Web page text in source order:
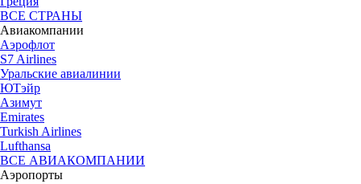
ВСЕ СТРАНЫ
Авиакомпании
Аэрофлот
S7 Airlines
Уральские авиалинии
ЮТэйр
Азимут
Emirates
Turkish Airlines
Lufthansa
ВСЕ АВИАКОМПАНИИ
Аэропорты